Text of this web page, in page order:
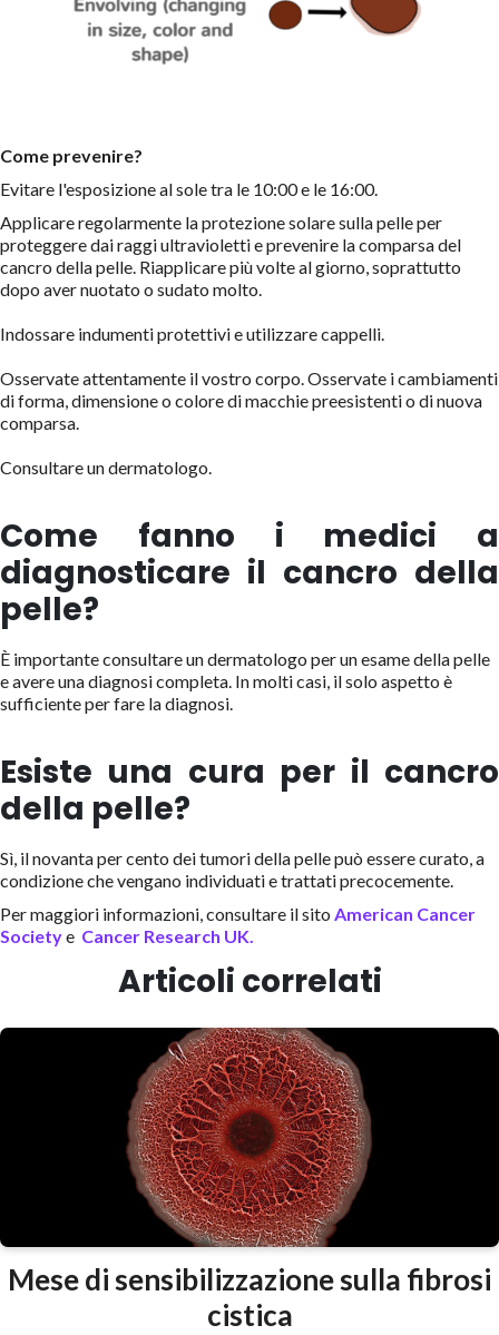
Come prevenire?
Evitare l'esposizione al sole tra le 10:00 e le 16:00.
Applicare regolarmente la protezione solare sulla pelle per
proteggere dai raggi ultravioletti e prevenire la comparsa del
cancro della pelle. Riapplicare più volte al giorno, soprattutto
dopo aver nuotato o sudato molto.
Indossare indumenti protettivi e utilizzare cappelli.
Osservate attentamente il vostro corpo. Osservate i cambiamenti
di forma, dimensione o colore di macchie preesistenti o di nuova
comparsa.
Consultare un dermatologo.
Come fanno i medici a
diagnosticare il cancro della
pelle?
È importante consultare un dermatologo per un esame della pelle
e avere una diagnosi completa. In molti casi, il solo aspetto è
sufficiente per fare la diagnosi.
Esiste una cura per il cancro
della pelle?
Sì, il novanta per cento dei tumori della pelle può essere curato, a
condizione che vengano individuati e trattati precocemente.
Per maggiori informazioni, consultare il sito American Cancer
Societye Cancer Research UK.
Articoli correlati
Mese di sensibilizzazione sulla fibrosi
cistica